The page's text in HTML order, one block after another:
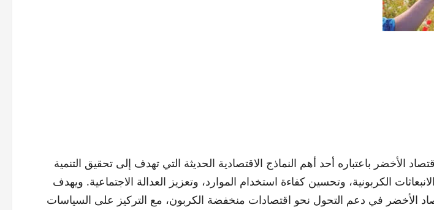
الأخضر باعتباره أحد أهم النماذج الاقتصادية الحديثة التي تهدف إلى تحقيق التنمية
الكربونية، وتحسين كفاءة استخدام الموارد، وتعزيز العدالة الاجتماعية. ويهدف
الأخضر في دعم التحول نحو اقتصادات منخفضة الكربون، مع التركيز على السياسات